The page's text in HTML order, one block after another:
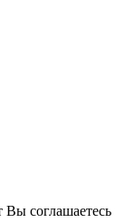
соглашаетесь